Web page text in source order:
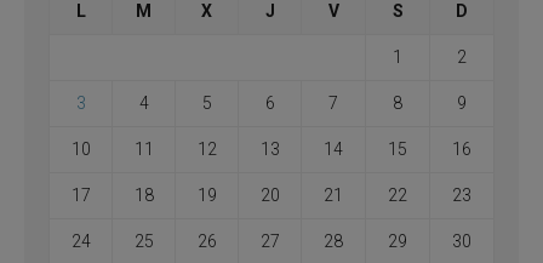
L M X J V S D
1 2
3 4 5 6 7 8 9
10 11 12 13 14 15 16
17 18 19 20 21 22 23
24 25 26 27 28 29 30